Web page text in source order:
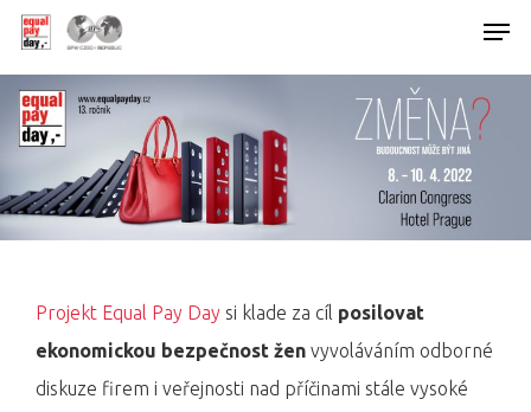
Hit enter to search or ESC to close
Projekt Equal Pay Day si klade za cíl posilovat
ekonomickou bezpečnost žen vyvoláváním odborné
diskuze firem i veřejnosti nad příčinami stále vysoké